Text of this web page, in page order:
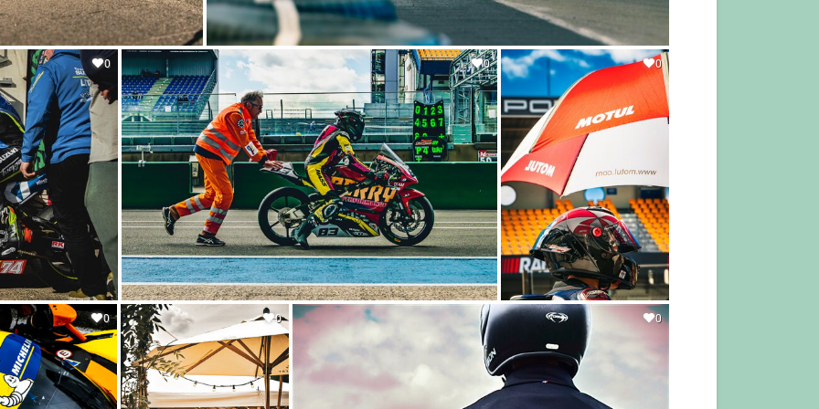
0 0 0
0 0 0